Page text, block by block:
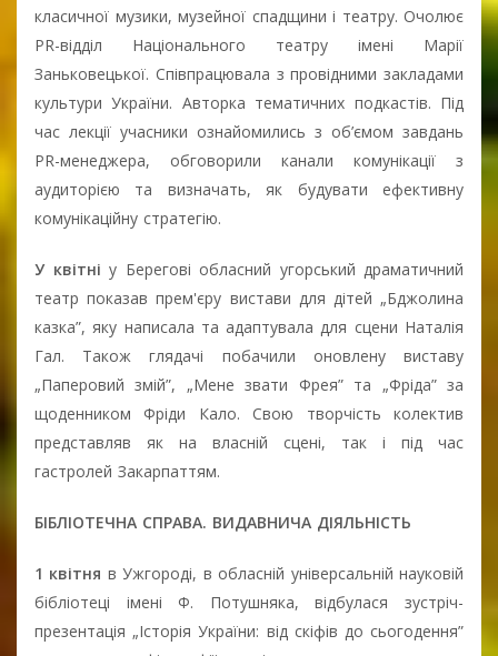
класичної музики, музейної спадщини і театру. Очолює
PR-відділ Національного театру імені Марії
Заньковецької. Співпрацювала з провідними закладами
культури України. Авторка тематичних подкастів. Під
час лекції учасники ознайомились з об’ємом завдань
PR-менеджера, обговорили канали комунікації з
аудиторією та визначать, як будувати ефективну
комунікаційну стратегію.
У квітні у Берегові обласний угорський драматичний
театр показав прем'єру вистави для дітей „Бджолина
казка”, яку написала та адаптувала для сцени Наталія
Гал. Також глядачі побачили оновлену виставу
„Паперовий змій”, „Мене звати Фрея” та „Фріда” за
щоденником Фріди Кало. Свою творчість колектив
представляв як на власній сцені, так і під час
гастролей Закарпаттям.
БІБЛІОТЕЧНА СПРАВА. ВИДАВНИЧА ДІЯЛЬНІСТЬ
1 квітня в Ужгороді, в обласній універсальній науковій
бібліотеці імені Ф. Потушняка, відбулася зустріч-
презентація „Історія України: від скіфів до сьогодення”